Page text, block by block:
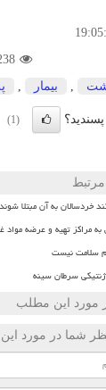
بیمار
(1)
خردسالان به آن مبتلا شوند
مراکز تهیه و عرضه مواد
سلامت نیست
سرطان سینه
مورد این مطلب
شما در مورد